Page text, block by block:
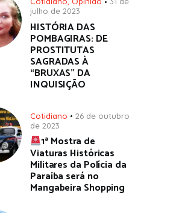
julho de 2023
HISTÓRIA DAS
POMBAGIRAS: DE
PROSTITUTAS
SAGRADAS À
“BRUXAS” DA
INQUISIÇÃO
Cotidiano
26 de outubro
de 2023
1ª Mostra de
Viaturas Históricas
Militares da Polícia da
Paraíba será no
Mangabeira Shopping